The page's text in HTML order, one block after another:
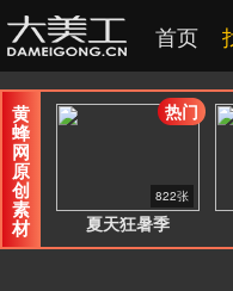
首页
黄
蜂
网
原
创
素
材 夏天狂暑季
822张
热门